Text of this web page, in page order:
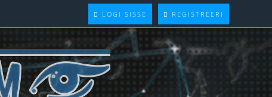
LOGI SISSE REGISTREERI